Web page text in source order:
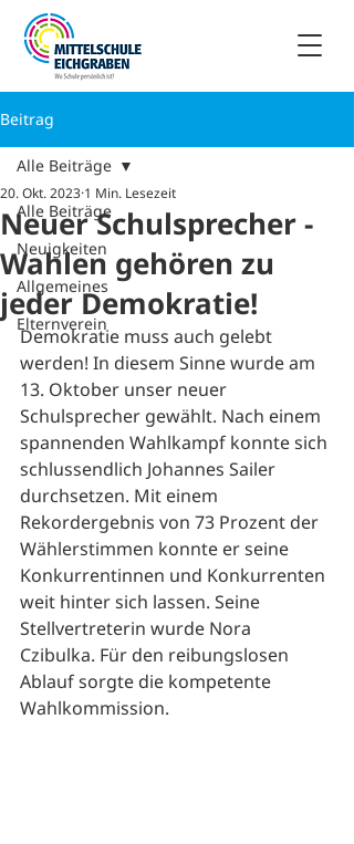
Beitrag
Alle Beiträge
Neuigkeiten
Allgemeines
Elternverein
Alle Beiträge
Neuer Schulsprecher -
Wahlen gehören zu
jeder Demokratie!
20. Okt. 2023 1 Min. Lesezeit
Demokratie muss auch gelebt
werden! In diesem Sinne wurde am
13. Oktober unser neuer
Schulsprecher gewählt. Nach einem
spannenden Wahlkampf konnte sich
schlussendlich Johannes Sailer
durchsetzen. Mit einem
Rekordergebnis von 73 Prozent der
Wählerstimmen konnte er seine
Konkurrentinnen und Konkurrenten
weit hinter sich lassen. Seine
Stellvertreterin wurde Nora
Czibulka. Für den reibungslosen
Ablauf sorgte die kompetente
Wahlkommission.